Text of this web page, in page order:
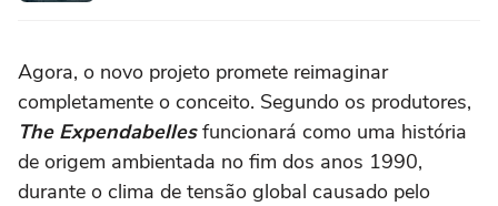
Agora, o novo projeto promete reimaginar
completamente o conceito. Segundo os produtores,
The Expendabellesfuncionará como uma história
de origem ambientada no fim dos anos 1990,
durante o clima de tensão global causado pelo